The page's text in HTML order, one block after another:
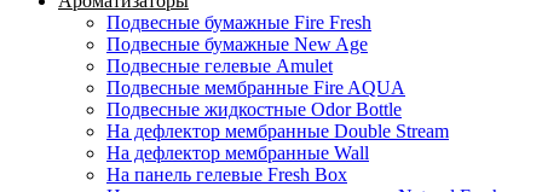
Подвесные бумажные Fire Fresh
Подвесные бумажные New Age
Подвесные гелевые Amulet
Подвесные мембранные Fire AQUA
Подвесные жидкостные Odor Bottle
На дефлектор мембранные Double Stream
На дефлектор мембранные Wall
На панель гелевые Fresh Box